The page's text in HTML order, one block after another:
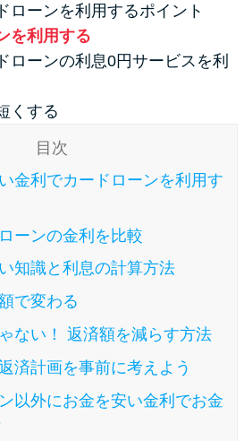
ドローンの見直しで40万円
た話
ローン
ページ一覧
カードローンを選ぶべき4つ
由
を借りる3つのポイント
・特徴別一覧
ローンを利用するポイント
を利用する
ローンの利息0円サービスを利
くする
目次
金利でカードローンを利用す
ーンの金利を比較
知識と利息の計算方法
で変わる
ない！ 返済額を減らす方法
済計画を事前に考えよう
以外にお金を安い金利でお金